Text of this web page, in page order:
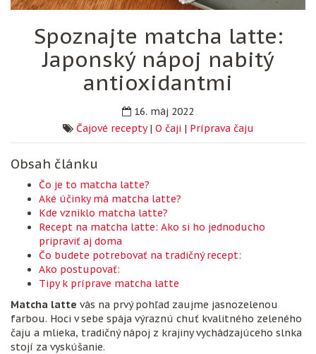
Spoznajte matcha latte:
Japonský nápoj nabitý
antioxidantmi
16. máj 2022
Čajové recepty| O čaji | Príprava čaju
Obsah článku
Čo je to matcha latte?
Aké účinky má matcha latte?
Kde vzniklo matcha latte?
Recept na matcha latte: Ako si ho jednoducho
pripraviť aj doma
Čo budete potrebovať na tradičný recept:
Ako postupovať:
Tipy k príprave matcha latte
Matcha latte vás na prvý pohľad zaujme jasnozelenou
farbou. Hoci v sebe spája výraznú chuť kvalitného zeleného
čaju a mlieka, tradičný nápoj z krajiny vychádzajúceho slnka
stojí za vyskúšanie.